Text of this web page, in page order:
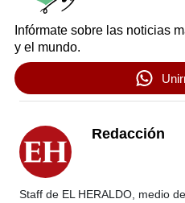
Infórmate sobre las noticias
y el mundo.
Redacción
Staff de EL HERALDO, medio